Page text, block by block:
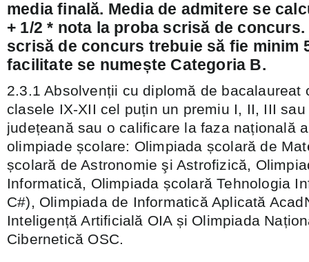
media finală. Media de admitere se
+ 1/2 * nota la proba scrisă de
scrisă de concurs trebuie să fie minim
facilitate se numește Categoria B.
2.3.1 Absolvenții cu diplomă de bacalaureat
clasele IX-XII cel puțin un premiu I, II, III
județeană sau o calificare la faza națională
olimpiade școlare: Olimpiada școlară de
școlară de Astronomie şi Astrofizică,
Informatică, Olimpiada școlară Tehnologia
C#), Olimpiada de Informatică Aplicată
Inteligență Artificială OIA și Olimpiada
Cibernetică OSC.